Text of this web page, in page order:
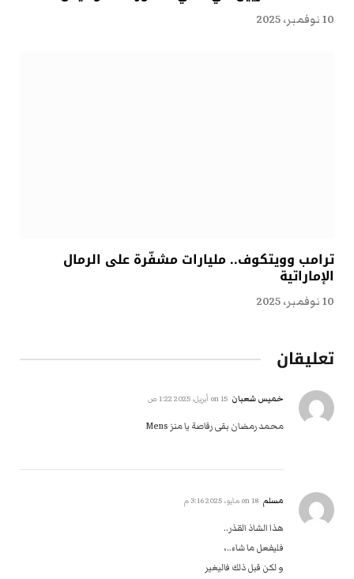
10 نوفمبر، 2025
ترامب وويتكوف.. مليارات مشفّرة على الرمال
الإماراتية
10 نوفمبر، 2025
تعليقان
خميس شعبان 15 أبريل، 2025 1:22 ص
محمد رمضان بقى رقاصة يا منز Mens
مسلم 18 مايو، 2025 3:16 م
هذا الشاذ القذر..
فليفعل ما شاء..،
و لكن قبل ذلك فاليغير